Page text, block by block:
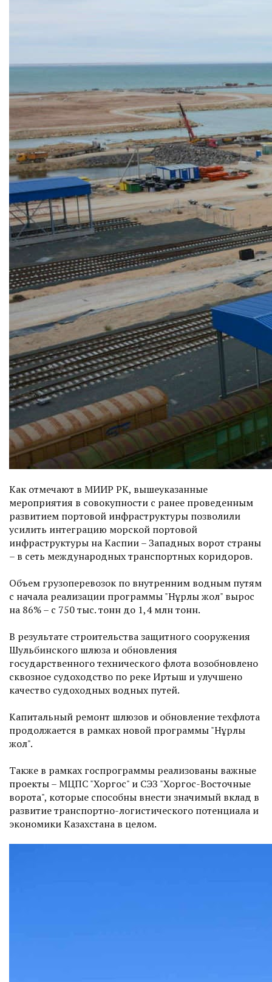
Как отмечают в МИИР РК, вышеуказанные
мероприятия в совокупности с ранее проведенным
развитием портовой инфраструктуры позволили
усилить интеграцию морской портовой
инфраструктуры на Каспии – Западных ворот страны
– в сеть международных транспортных коридоров.
Объем грузоперевозок по внутренним водным путям
с начала реализации программы "Нұрлы жол" вырос
на 86% – с 750 тыс. тонн до 1,4 млн тонн.
В результате строительства защитного сооружения
Шульбинского шлюза и обновления
государственного технического флота возобновлено
сквозное судоходство по реке Иртыш и улучшено
качество судоходных водных путей.
Капитальный ремонт шлюзов и обновление техфлота
продолжается в рамках новой программы "Нұрлы
жол".
Также в рамках госпрограммы реализованы важные
проекты – МЦПС "Хоргос" и СЭЗ "Хоргос-Восточные
ворота", которые способны внести значимый вклад в
развитие транспортно-логистического потенциала и
экономики Казахстана в целом.